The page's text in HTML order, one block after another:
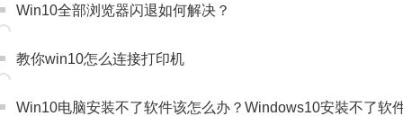
Win10全部浏览器闪退如何解决？
教你win10怎么连接打印机
Win10电脑安装不了软件该怎么办？Windows10安裝不了软